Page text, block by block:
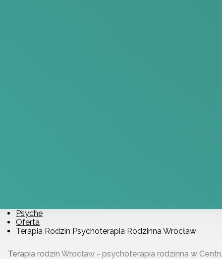
Psyche
Oferta
Terapia Rodzin Psychoterapia Rodzinna Wrocław
Terapia rodzin Wrocław - psychoterapia rodzinna w